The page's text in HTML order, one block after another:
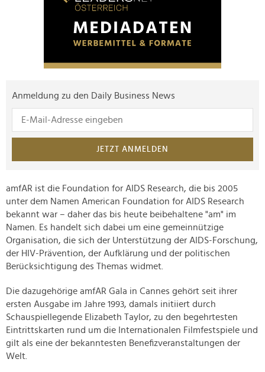
Anmeldung zu den Daily Business News
JETZT ANMELDEN
amfAR ist die Foundation for AIDS Research, die bis 2005
unter dem Namen American Foundation for AIDS Research
bekannt war – daher das bis heute beibehaltene "am" im
Namen. Es handelt sich dabei um eine gemeinnützige
Organisation, die sich der Unterstützung der AIDS-Forschung,
der HIV-Prävention, der Aufklärung und der politischen
Berücksichtigung des Themas widmet.
Die dazugehörige amfAR Gala in Cannes gehört seit ihrer
ersten Ausgabe im Jahre 1993, damals initiiert durch
Schauspiellegende Elizabeth Taylor, zu den begehrtesten
Eintrittskarten rund um die Internationalen Filmfestspiele und
gilt als eine der bekanntesten Benefizveranstaltungen der
Welt.